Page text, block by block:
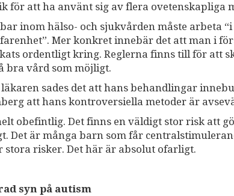
för att ha använt sig av flera ovetenskapliga
inom hälso- och sjukvården måste arbeta
Mer konkret innebär det att man i
ordentligt kring. Reglerna finns till för att
bra vård som möjligt.
sades det att hans behandlingar
att hans kontroversiella metoder är
obefintlig. Det finns en väldigt stor risk att
Det är många barn som får
stora risker. Det här är absolut ofarligt.
syn på autism